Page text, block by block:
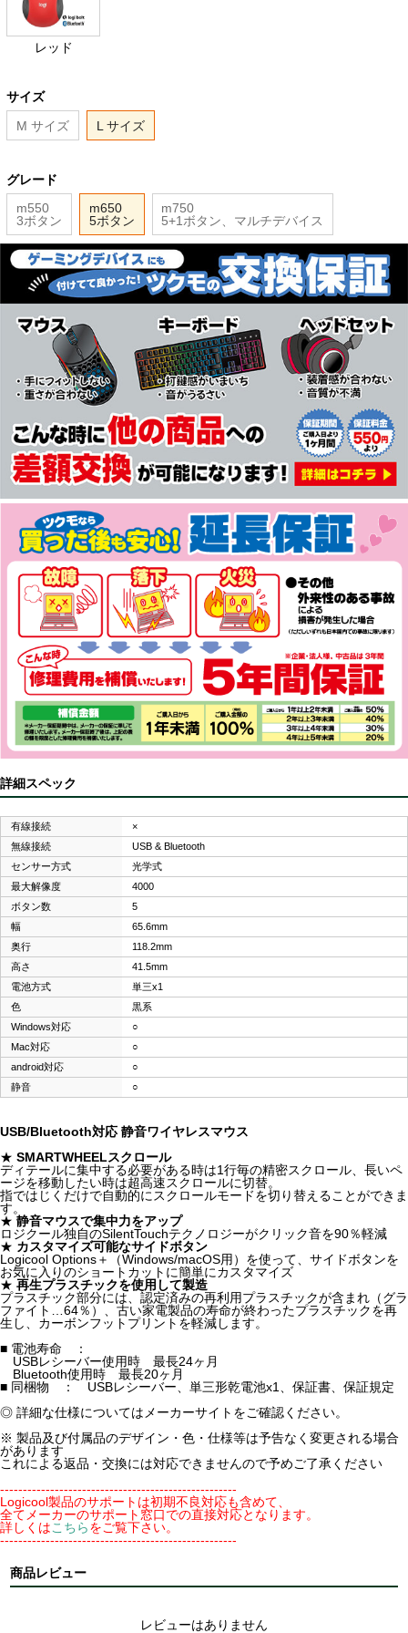
レッド
サイズ
M サイズ
L サイズ
グレード
m550
3ボタン
m650
5ボタン
m750
5+1ボタン、マルチデバイス
詳細スペック
有線接続
×
無線接続
USB & Bluetooth
センサー方式
光学式
最大解像度
4000
ボタン数
5
幅
65.6mm
奥行
118.2mm
高さ
41.5mm
電池方式
単三x1
色
黒系
Windows対応
○
Mac対応
○
android対応
○
静音
○
USB/Bluetooth対応 静音ワイヤレスマウス
★ SMARTWHEELスクロール
ディテールに集中する必要がある時は1行毎の精密スクロール、長いペ
ージを移動したい時は超高速スクロールに切替。
指ではじくだけで自動的にスクロールモードを切り替えることができま
す。
★ 静音マウスで集中力をアップ
ロジクール独自のSilentTouchテクノロジーがクリック音を90％軽減
★ カスタマイズ可能なサイドボタン
Logicool Options＋（Windows/macOS用）を使って、サイドボタンを
お気に入りのショートカットに簡単にカスタマイズ
★ 再生プラスチックを使用して製造
プラスチック部分には、認定済みの再利用プラスチックが含まれ（グラ
ファイト…64％）、古い家電製品の寿命が終わったプラスチックを再
生し、カーボンフットプリントを軽減します。
■ 電池寿命 ：
USBレシーバー使用時 最長24ヶ月
Bluetooth使用時 最長20ヶ月
■ 同梱物 ： USBレシーバー、単三形乾電池x1、保証書、保証規定
◎ 詳細な仕様についてはメーカーサイトをご確認ください。
※ 製品及び付属品のデザイン・色・仕様等は予告なく変更される場合
があります
これによる返品・交換には対応できませんので予めご了承ください
----------------------------------------------------
Logicool製品のサポートは初期不良対応も含めて、
全てメーカーのサポート窓口での直接対応となります。
詳しくはこちらをご覧下さい。
----------------------------------------------------
商品レビュー
レビューはありません